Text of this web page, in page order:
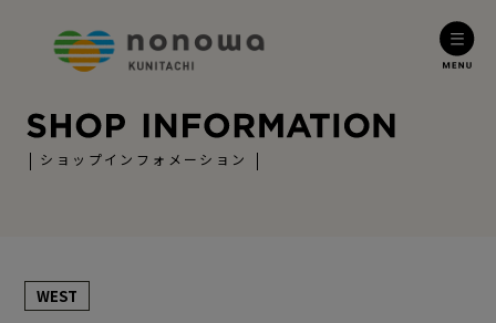
ショップインフォメーション
WEST